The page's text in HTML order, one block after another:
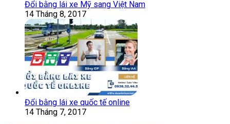
Đổi bằng lái xe Mỹ sang Việt Nam
14 Tháng 8, 2017
Đổi bằng lái xe quốc tế online
14 Tháng 7, 2017